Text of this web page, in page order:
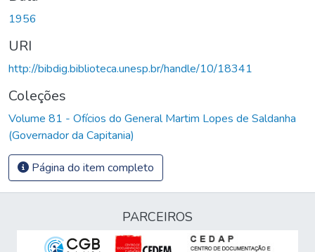
1956
URI
http://bibdig.biblioteca.unesp.br/handle/10/18341
Coleções
Volume 81 - Ofícios do General Martim Lopes de Saldanha
(Governador da Capitania)
Página do item completo
PARCEIROS